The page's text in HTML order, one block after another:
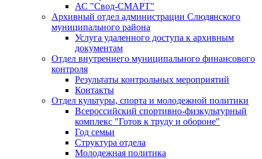
АС "Свод-СМАРТ"
Архивный отдел администрации Слюдянского
муниципального района
Услуга удаленного доступа к архивным
документам
Отдел внутреннего муниципального финансового
контроля
Результаты контрольных мероприятий
Контакты
Отдел культуры, спорта и молодежной политики
Всероссийский спортивно-физкультурный
комплекс "Готов к труду и обороне"
Год семьи
Структура отдела
Молодежная политика